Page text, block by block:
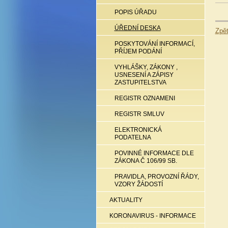
POPIS ÚŘADU
ÚŘEDNÍ DESKA
POSKYTOVÁNÍ INFORMACÍ,
PŘÍJEM PODÁNÍ
VYHLÁŠKY, ZÁKONY ,
USNESENÍ A ZÁPISY
ZASTUPITELSTVA
REGISTR OZNAMENI
REGISTR SMLUV
ELEKTRONICKÁ
PODATELNA
POVINNÉ INFORMACE DLE
ZÁKONA Č 106/99 SB.
PRAVIDLA, PROVOZNÍ ŘÁDY,
VZORY ŽÁDOSTÍ
AKTUALITY
KORONAVIRUS - INFORMACE
Zpět